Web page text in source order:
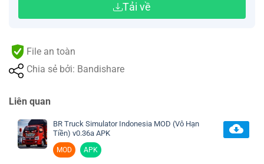
Tải về
File an toàn
Chia sẻ bởi: Bandishare
Liên quan
BR Truck Simulator Indonesia MOD (Vô Hạn
Tiền) v0.36a APK
MOD APK